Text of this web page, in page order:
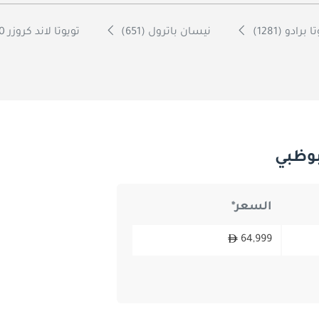
برادو (1281) نيسان باترول (651) تويوتا لاند كروزر 70 (600)
السعر*
64,999